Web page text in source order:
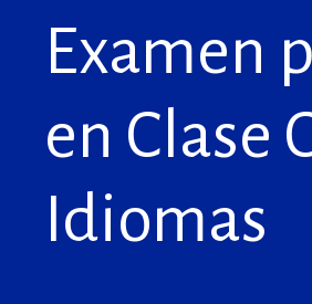
Examen
en Clase
Idiomas